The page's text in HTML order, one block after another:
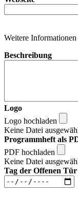
Weitere
Beschreibung
Logo
Logo hochladen
Keine Datei
Programmheft als
PDF hochladen
Keine Datei
Tag der Offenen Tür